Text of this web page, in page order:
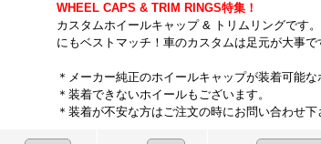
WHEEL CAPS & TRIM RINGS特集！
カスタムホイールキャップ & トリムリングです
にもベストマッチ！車のカスタムは足元が大事
＊メーカー純正のホイールキャップが装着可能な
＊装着できないホイールもございます。
＊装着が不安な方はご注文の時にお問い合わせ下